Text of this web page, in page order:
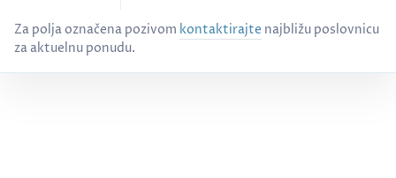
Za polja označena pozivom kontaktirajte najbližu poslovnicu
za aktuelnu ponudu.